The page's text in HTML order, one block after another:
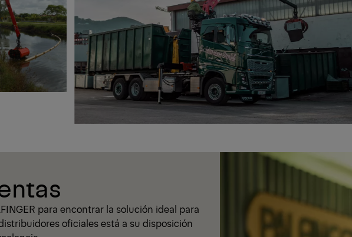
para encontrar la solución ideal para
oficiales está a su disposición